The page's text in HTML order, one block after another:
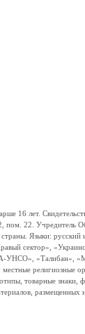
16 лет.
22.
Языки:
сектор»,
«Талибан»,
религиозные
товарные